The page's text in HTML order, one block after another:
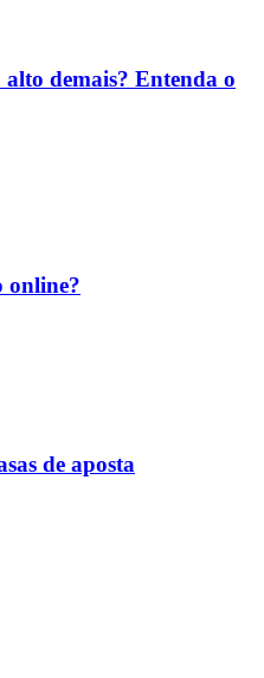
demais? Entenda o
online?
de aposta